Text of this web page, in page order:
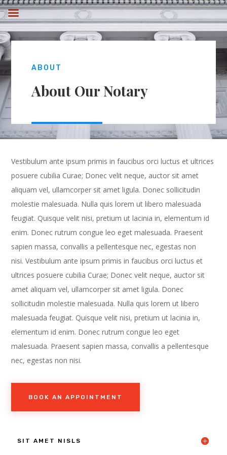
ABOUT
About Our Notary
Vestibulum ante ipsum primis in faucibus orci luctus et ultrices
posuere cubilia Curae; Donec velit neque, auctor sit amet
aliquam vel, ullamcorper sit amet ligula. Donec sollicitudin
molestie malesuada. Nulla quis lorem ut libero malesuada
feugiat. Quisque velit nisi, pretium ut lacinia in, elementum id
enim. Donec rutrum congue leo eget malesuada. Praesent
sapien massa, convallis a pellentesque nec, egestas non
nisi. Vestibulum ante ipsum primis in faucibus orci luctus et
ultrices posuere cubilia Curae; Donec velit neque, auctor sit
amet aliquam vel, ullamcorper sit amet ligula. Donec
sollicitudin molestie malesuada. Nulla quis lorem ut libero
malesuada feugiat. Quisque velit nisi, pretium ut lacinia in,
elementum id enim. Donec rutrum congue leo eget
malesuada. Praesent sapien massa, convallis a pellentesque
nec, egestas non nisi.
BOOK AN APPOINTMENT
SIT AMET NISLS